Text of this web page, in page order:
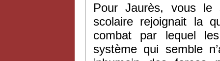
Pour Jaurès, vous le
scolaire rejoignait la
combat par lequel
système qui semble